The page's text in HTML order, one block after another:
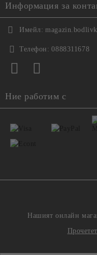
Информация за
Имейл:
Телефон: 0888311678
Ние работим с
Нашият онлайн